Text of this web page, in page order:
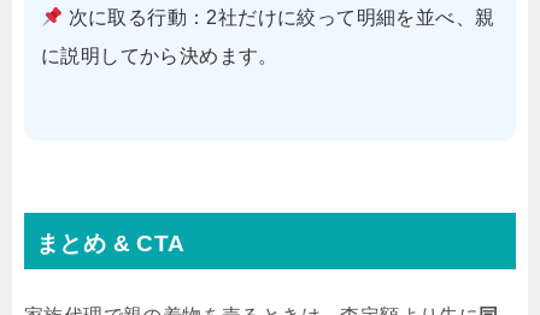
次に取る行動：2社だけに絞って明細を並べ、親
に説明してから決めます。
まとめ & CTA